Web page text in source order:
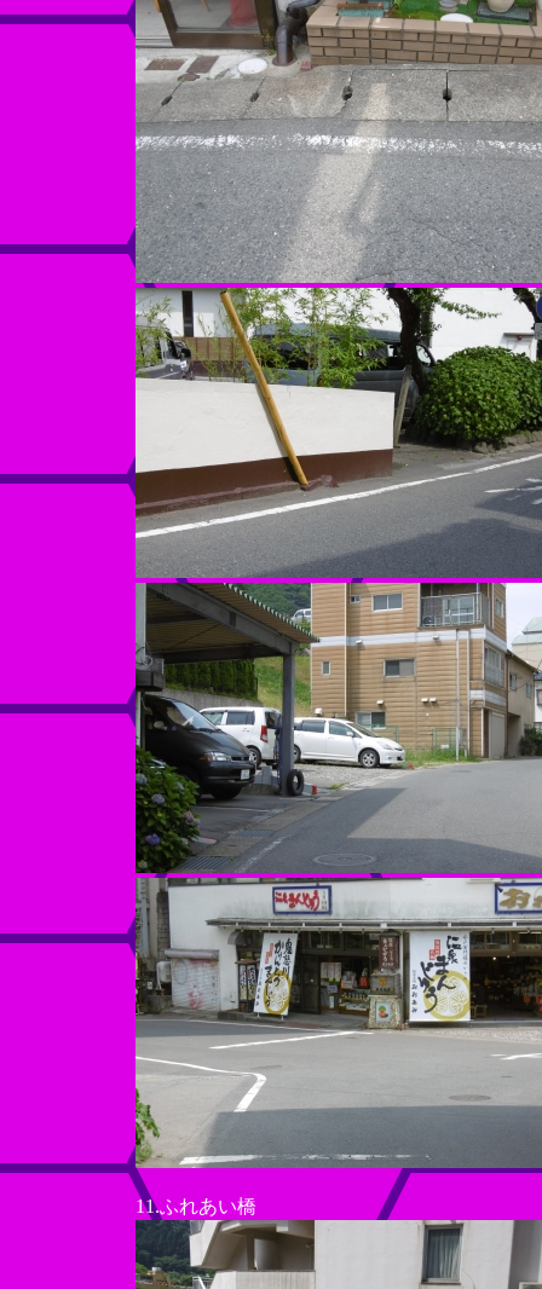
11.ふれあい橋